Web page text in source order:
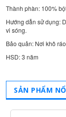
Thành phàn: 100%
Hướng dẫn sử dụng:
vi sóng.
Bảo quản: Nơi khô
HSD: 3 năm
SẢN PHẨM